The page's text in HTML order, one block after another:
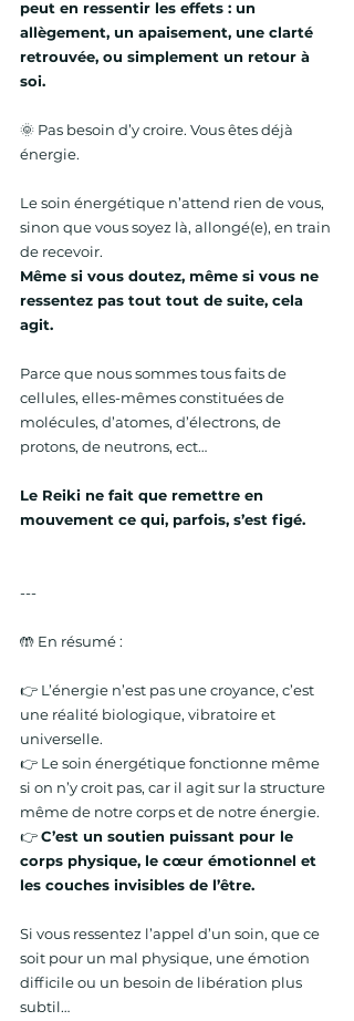
peut en ressentir les effets : un
allègement, un apaisement, une clarté
retrouvée, ou simplement un retour à
soi.
🌞 Pas besoin d’y croire. Vous êtes déjà
énergie.
Le soin énergétique n’attend rien de vous,
sinon que vous soyez là, allongé(e), en train
de recevoir.
Même si vous doutez, même si vous ne
ressentez pas tout tout de suite, cela
agit.
Parce que nous sommes tous faits de
cellules, elles-mêmes constituées de
molécules, d’atomes, d’électrons, de
protons, de neutrons, ect…
Le Reiki ne fait que remettre en
mouvement ce qui, parfois, s’est figé.
---
🤲 En résumé :
👉 L’énergie n’est pas une croyance, c’est
une réalité biologique, vibratoire et
universelle.
👉 Le soin énergétique fonctionne même
si on n’y croit pas, car il agit sur la structure
même de notre corps et de notre énergie.
👉 C’est un soutien puissant pour le
corps physique, le cœur émotionnel et
les couches invisibles de l’être.
Si vous ressentez l’appel d’un soin, que ce
soit pour un mal physique, une émotion
difficile ou un besoin de libération plus
subtil…